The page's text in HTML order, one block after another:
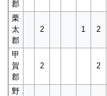
郡
栗
太
郡
2 1 2
甲
賀
郡
2 2
野